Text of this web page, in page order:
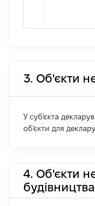
3. Об'єкти
У суб'єкта
об'єкти для
4. Об'єкти
будівництва